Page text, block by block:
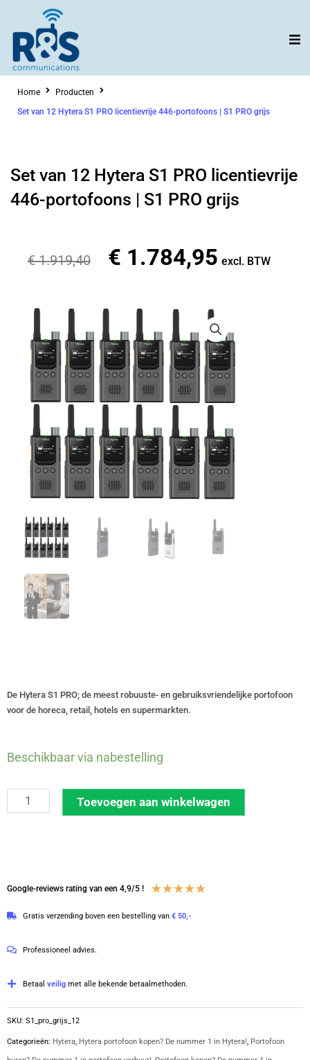
inhoud
Home
Producten
Set van 12 Hytera S1 PRO licentievrije 446-portofoons | S1 PRO grijs
Set van 12 Hytera S1 PRO licentievrije
446-portofoons | S1 PRO grijs
€1.919,40
Oorspronkelijke
€ 1.919,40.
€ 1.784,95 Huidige
excl. BTW
De Hytera S1 PRO; de meest robuuste- en gebruiksvriendelijke portofoon
voor de horeca, retail, hotels en supermarkten.
Beschikbaar via nabestelling
Set
12
Hytera
446-
S1
grijs
Toevoegen aan winkelwagen
Google-reviews rating van een 4,9/5 ! ★★★★★
Gratis verzending boven een bestelling van € 50,-
Professioneel advies.
Betaal veilig met alle bekende betaalmethoden.
SKU: S1_pro_grijs_12
Categorieën: Hytera, Hytera portofoon kopen? De nummer 1 in Hytera!, Portofoon